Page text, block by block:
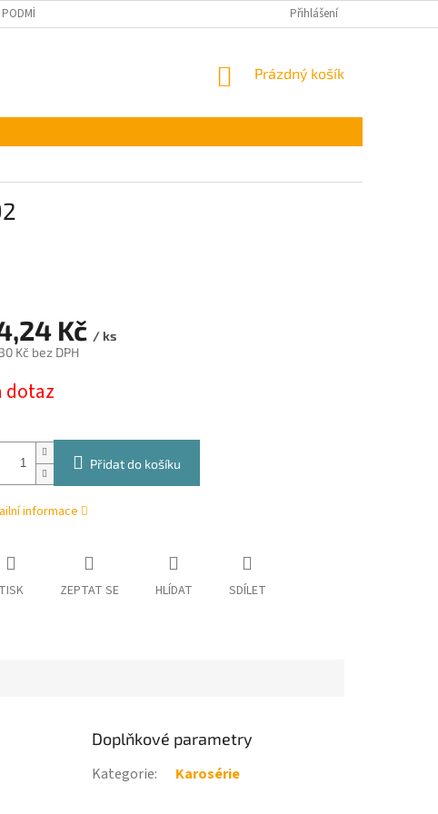
PODMÍNKY OCHRANY OSOBNÍCH ÚDAJŮ Přihlášení
NÁKUPNÍ
Prázdný košík
Kč / ks
Kč bez DPH
dotaz
Přidat do košíku
informace
TISK ZEPTAT SE HLÍDAT SDÍLET
Doplňkové parametry
Kategorie: Karosérie